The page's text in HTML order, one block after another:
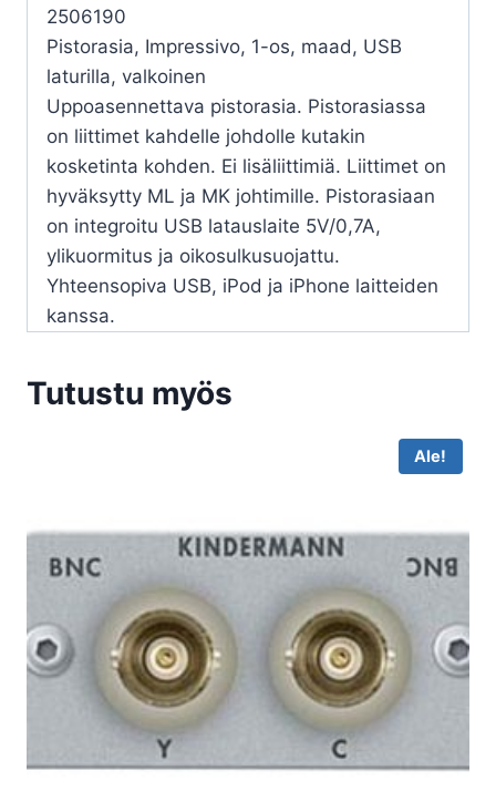
2506190
Pistorasia, Impressivo, 1-os, maad, USB
laturilla, valkoinen
Uppoasennettava pistorasia. Pistorasiassa
on liittimet kahdelle johdolle kutakin
kosketinta kohden. Ei lisäliittimiä. Liittimet on
hyväksytty ML ja MK johtimille. Pistorasiaan
on integroitu USB latauslaite 5V/0,7A,
ylikuormitus ja oikosulkusuojattu.
Yhteensopiva USB, iPod ja iPhone laitteiden
kanssa.
Tutustu myös
Ale!